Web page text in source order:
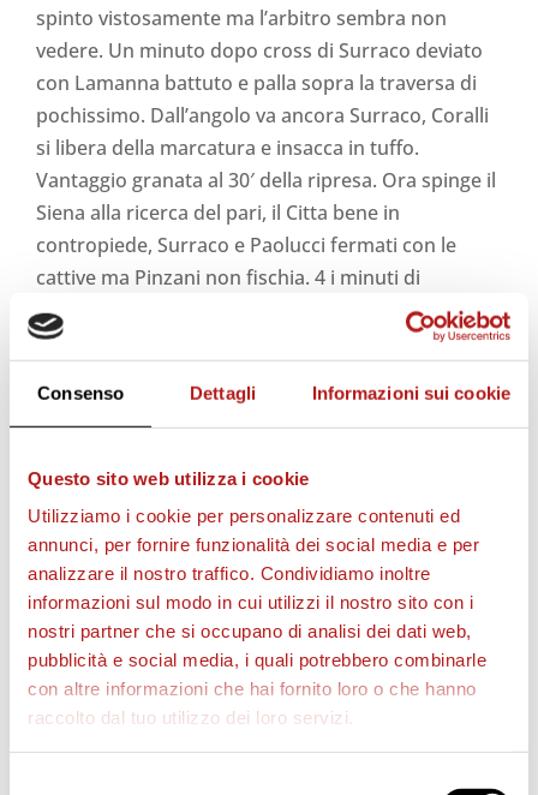
Consenso Dettagli Informazioni sui cookie
Questo sito web utilizza i cookie
Utilizziamo i cookie per personalizzare contenuti ed
annunci, per fornire funzionalità dei social media e per
analizzare il nostro traffico. Condividiamo inoltre
informazioni sul modo in cui utilizzi il nostro sito con i
nostri partner che si occupano di analisi dei dati web,
pubblicità e social media, i quali potrebbero combinarle
con altre informazioni che hai fornito loro o che hanno
raccolto dal tuo utilizzo dei loro servizi.
spinto vistosamente ma l’arbitro sembra non
vedere. Un minuto dopo cross di Surraco deviato
con Lamanna battuto e palla sopra la traversa di
pochissimo. Dall’angolo va ancora Surraco, Coralli
si libera della marcatura e insacca in tuffo.
Vantaggio granata al 30′ della ripresa. Ora spinge il
Siena alla ricerca del pari, il Citta bene in
contropiede, Surraco e Paolucci fermati con le
cattive ma Pinzani non fischia. 4 i minuti di
recupero. Punizione per il Siena al 47′ per un fallo
di Surraco dubbio. D’Agostino sul pallone che
Spezia che intanto pareggia il Padova. Non c’è più
Guarda gli highlights della partita